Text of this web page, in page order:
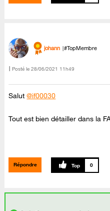
johann #TopMembre
Posté le ‎28/06/2021 11h49
Salut@if00030
Tout est bien détailler dans la
Répondre 0